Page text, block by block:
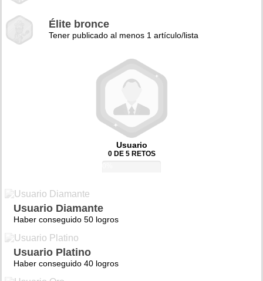
Élite bronce
Tener publicado al menos 1 artículo/lista
Usuario
0 DE 5 RETOS
Usuario Diamante
Haber conseguido 50 logros
Usuario Platino
Haber conseguido 40 logros